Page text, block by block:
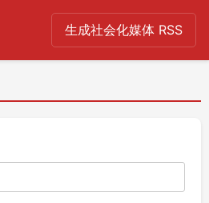
生成社会化媒体 RSS